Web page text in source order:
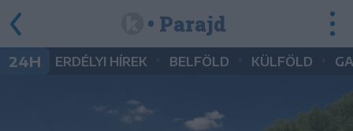
• Parajd
24H ERDÉLYI HÍREK BELFÖLD KÜLFÖLD